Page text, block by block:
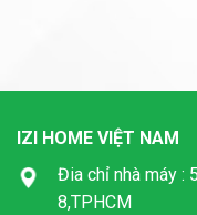
IZI HOME VIỆT NAM
Đia chỉ nhà máy :
8,TPHCM